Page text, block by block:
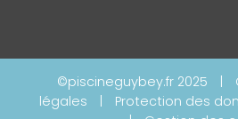
©piscineguybey.fr 2025
légales
Protection des